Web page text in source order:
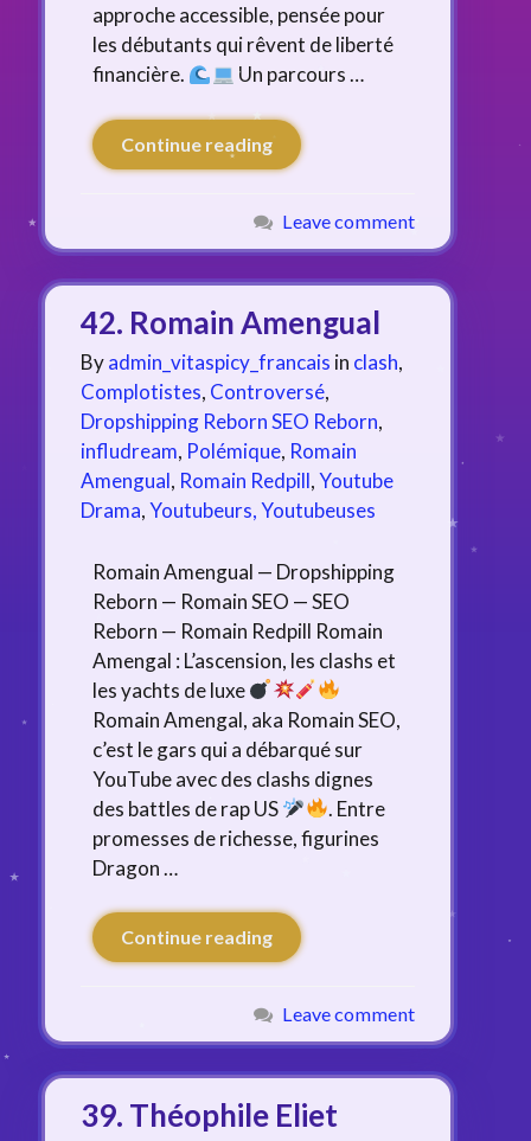
approche accessible, pensée pour
les débutants qui rêvent de liberté
financière.
Un parcours …
Continue reading
Leave comment
42. Romain Amengual
Byadmin_vitaspicy_francais in clash,
Complotistes, Controversé,
Dropshipping Reborn SEO Reborn,
infludream, Polémique, Romain
Amengual, Romain Redpill,Youtube
Drama,Youtubeurs, Youtubeuses
Romain Amengual — Dropshipping
Reborn — Romain SEO — SEO
Reborn — Romain Redpill Romain
Amengal : L’ascension, les clashs et
les yachts de luxe
Romain Amengal, aka Romain SEO,
c’est le gars qui a débarqué sur
YouTube avec des clashs dignes
des battles de rap US
. Entre
promesses de richesse, figurines
Dragon …
Continue reading
Leave comment
39. Théophile Eliet